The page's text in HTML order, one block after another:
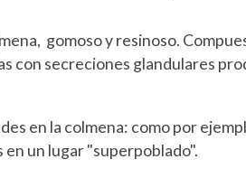
gomoso y resinoso.
con secreciones glandulares
en la colmena: como por
un lugar "superpoblado".